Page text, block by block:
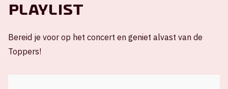
Playlist
Bereid je voor op het concert en geniet alvast van de
Toppers!